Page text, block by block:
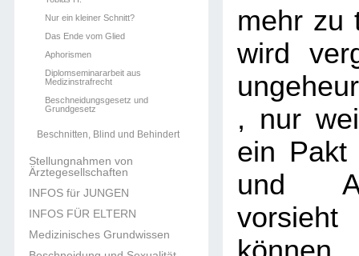
Nur ein kleiner Schnitt?
Das Ende vom Glied
Aphorismen
Diplomseminararbeit aus
Medizinstrafrecht
Beschneidungsgesetz und
Grundgesetz
Beschnitten, Blind und Behindert
Stellungnahmen von
Ärztegesellschaften
INFOS für JUNGEN
INFOS FÜR ELTERN
Medizinisches Grundwissen
mehr zu
wird
, nur
ein Pakt
und